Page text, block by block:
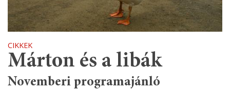
CIKKEK
Márton és a libák
Novemberi programajánló